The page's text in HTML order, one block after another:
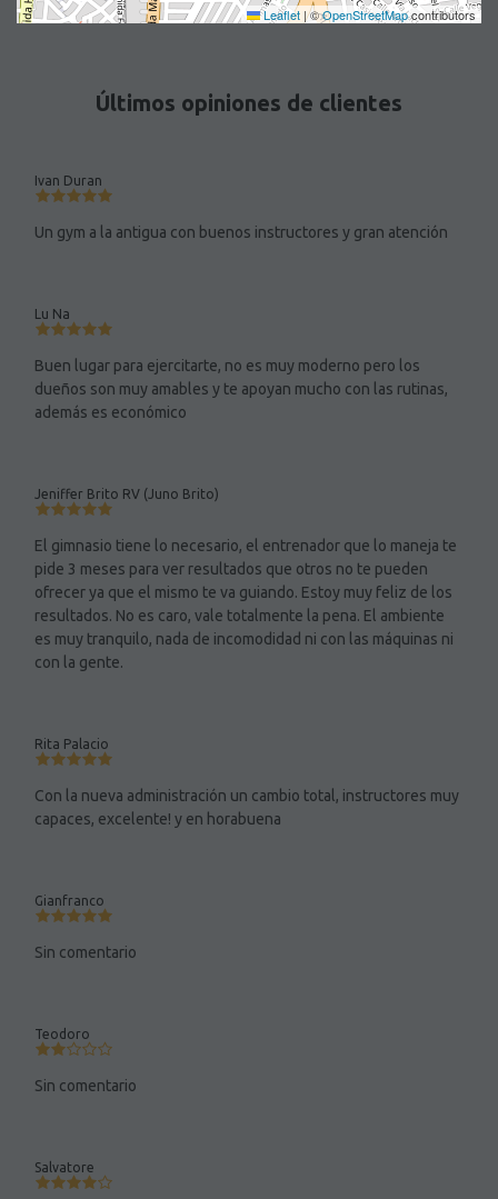
Leaflet |©OpenStreetMapcontributors
Últimos opiniones de clientes
Ivan Duran
Un gym a la antigua con buenos instructores y gran atención
Lu Na
Buen lugar para ejercitarte, no es muy moderno pero los
dueños son muy amables y te apoyan mucho con las rutinas,
además es económico
Jeniffer Brito RV (Juno Brito)
El gimnasio tiene lo necesario, el entrenador que lo maneja te
pide 3 meses para ver resultados que otros no te pueden
ofrecer ya que el mismo te va guiando. Estoy muy feliz de los
resultados. No es caro, vale totalmente la pena. El ambiente
es muy tranquilo, nada de incomodidad ni con las máquinas ni
con la gente.
Rita Palacio
Con la nueva administración un cambio total, instructores muy
capaces, excelente! y en horabuena
Gianfranco
Sin comentario
Teodoro
Sin comentario
Salvatore